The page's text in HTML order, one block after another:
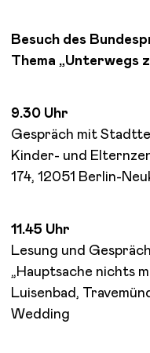
Besuch des
Thema „Unterwegs
9.30 Uhr
Gespräch mit
Kinder- und
174, 12051 Berlin-
11.45 Uhr
Lesung und
„Hauptsache nichts
Luisenbad,
Wedding